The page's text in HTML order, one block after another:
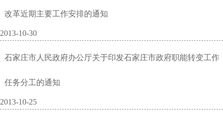
改革近期主要工作安排的通知
2013-10-30
石家庄市人民政府办公厅关于印发石家庄市政府职能转变工作
任务分工的通知
2013-10-25